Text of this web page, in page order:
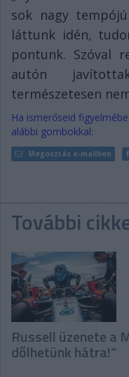
sok nagy
láttunk idén,
pontunk. Szóval
autón
természetesen
Ha ismerőseid
alábbi gombokkal:
Megosztás e-mailben
További
Russell üzenete a
dőlhetünk hátra!”